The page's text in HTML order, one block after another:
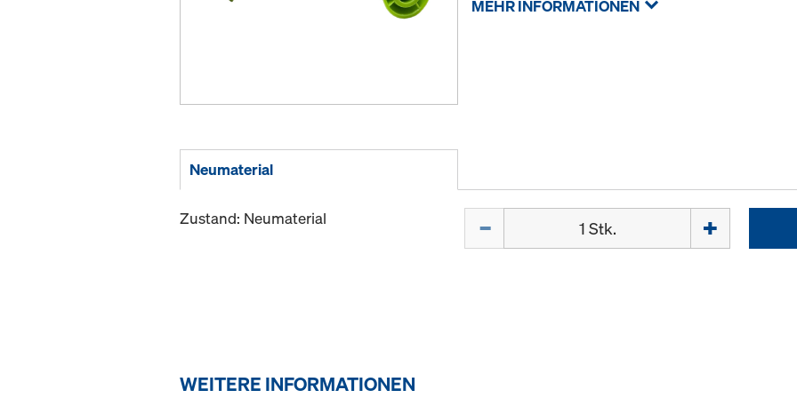
MEHR INFORMATIONEN
Neumaterial
Zustand: Neumaterial
WEITERE INFORMATIONEN